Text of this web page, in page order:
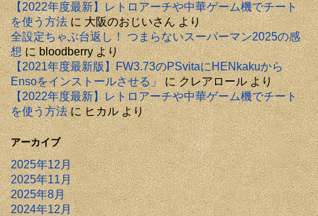
【2022年度最新】レトロアーチや中華ゲーム機でチート
を使う方法に大阪のおじいさんより
全設定ちゃぶ台返し！ つまらないスーパーマン2025の感
想にbloodberryより
【2021年度最新版】FW3.73のPSvitaにHENkakuから
Ensoをインストールさせる」にクレアロールより
【2022年度最新】レトロアーチや中華ゲーム機でチート
を使う方法にヒカルより
アーカイブ
2025年12月
2025年11月
2025年8月
2024年12月